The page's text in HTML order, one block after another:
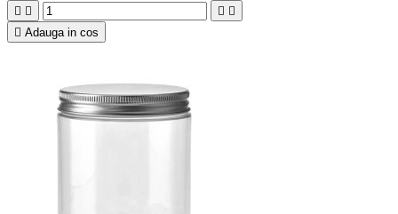
   
 Adauga in cos